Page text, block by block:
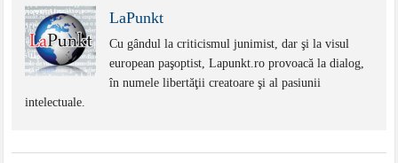
LaPunkt
Cu gândul la criticismul junimist, dar şi la visul
european paşoptist, Lapunkt.ro provoacă la dialog,
în numele libertăţii creatoare şi al pasiunii
intelectuale.